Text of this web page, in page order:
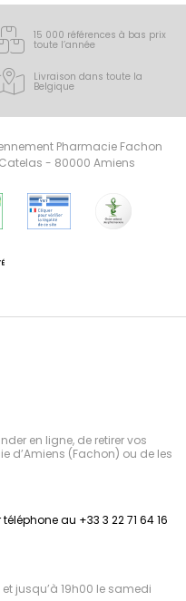
15 000 références à bas prix
toute l’année
Livraison dans toute la
Belgique
Pharmacie Fachon
Catelas - 80000 Amiens
en ligne, de retirer vos
d’Amiens (Fachon) ou de les
au +33 3 22 71 64 16
jusqu’à 19h00 le samedi